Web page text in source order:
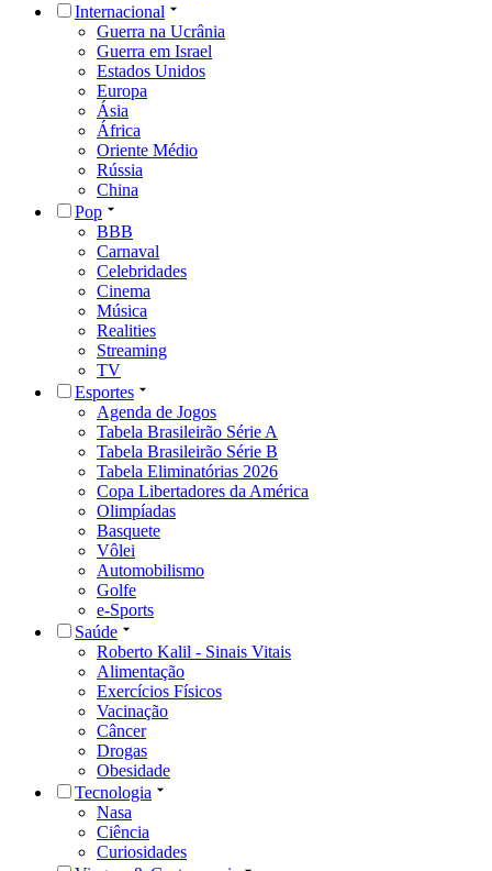
Internacional
Guerra na Ucrânia
Guerra em Israel
Estados Unidos
Europa
Ásia
África
Oriente Médio
Rússia
China
Pop
BBB
Carnaval
Celebridades
Cinema
Música
Realities
Streaming
TV
Esportes
Agenda de Jogos
Tabela Brasileirão Série A
Tabela Brasileirão Série B
Tabela Eliminatórias 2026
Copa Libertadores da América
Olimpíadas
Basquete
Vôlei
Automobilismo
Golfe
e-Sports
Saúde
Roberto Kalil - Sinais Vitais
Alimentação
Exercícios Físicos
Vacinação
Câncer
Drogas
Obesidade
Tecnologia
Nasa
Ciência
Curiosidades